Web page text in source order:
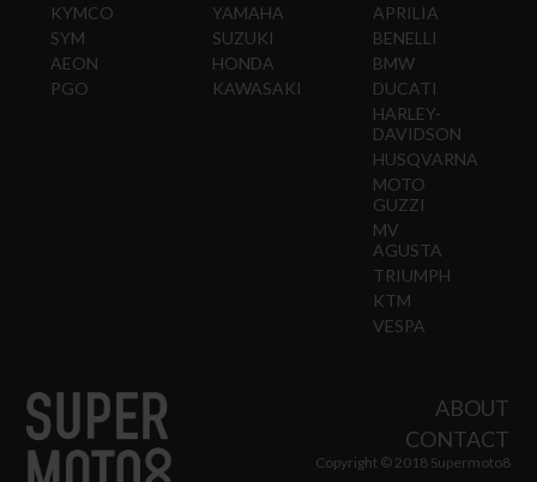
KYMCO
SYM
AEON
PGO
YAMAHA
SUZUKI
HONDA
KAWASAKI
APRILIA
BENELLI
BMW
DUCATI
HARLEY-
DAVIDSON
HUSQVARNA
MOTO
GUZZI
MV
AGUSTA
TRIUMPH
KTM
VESPA
ABOUT
CONTACT
Copyright © 2018 Supermoto8